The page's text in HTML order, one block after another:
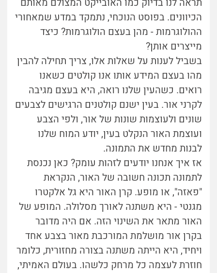
הכיוונים. בפוסט הנוכחי, נתמקד במדע שמאחורי
ההולוגרמות - מהן בעצם הולוגרמות? כיצד
מייצרים אותן?
בשביל לענות על שאלות אלו, צריך תחילה להבין
מהו בעצם המידע אותו אנו קולטים כשאנו
רואים. כשהעין שלנו רואה, היא בעצם מגיבה
לקרני אור. בעין ישנם קולטנים הרגישים לצבעים
שונים ולעוצמות שונות של אור, ולפי הצבע
ועוצמת האור הנקלט בעין, יודע המוח שלנו
לבנות מחדש את התמונה.
אז איך אנחנו יודעים לזהות עומק? כאן נכנסת
לתמונה תכונה חשובה של האור, הנקראת
"פאזה", או מופע. קרן האור היא גל אלקטרו
מגנטי - היא משתנה לאורך מסלולה. המופע של
האור מתאר את השינוי הזה. אם היה מדובר
בקרן אור מושלמת המורכבת מאור בצבע אחד
ויחיד, היא הייתה משתנה בצורה מחזורית, כלומר
חוזרת לעצמה כל מרחק כלשהו. בעולם האמיתי,